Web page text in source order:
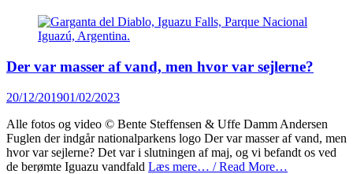
Der var masser af vand, men hvor var sejlerne?
Posted
20/12/201901/02/2023
Alle fotos og video © Bente Steffensen & Uffe Damm Andersen
Fuglen der indgår nationalparkens logo Der var masser af vand, men
hvor var sejlerne? Det var i slutningen af maj, og vi befandt os ved
de berømte Iguazu vandfald Læs mere… / Read More…